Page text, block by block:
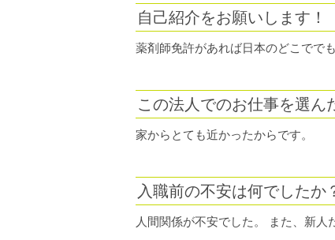
自己紹介をお願いします！
薬剤師免許があれば日本のどこでで
この法人でのお仕事を選ん
家からとても近かったからです。
入職前の不安は何でしたか
人間関係が不安でした。 また、新人